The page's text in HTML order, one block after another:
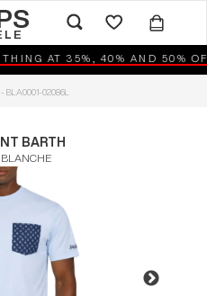
AT 35%, 40% AND 50% OFF
- BLA0001-02086L
BARTH
BLANCHE